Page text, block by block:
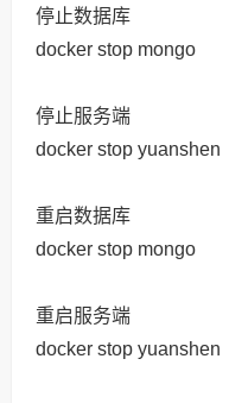
停止数据库
docker stop mongo
停止服务端
docker stop yuanshen
重启数据库
docker stop mongo
重启服务端
docker stop yuanshen